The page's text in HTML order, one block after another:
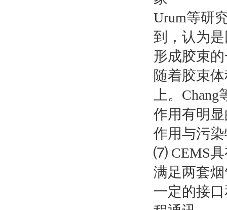
Urum等研
到，认为
形成胶束
随着胶束
上。
作用有明
作用与污
⑺ CEMS具
满足两套
一定的接